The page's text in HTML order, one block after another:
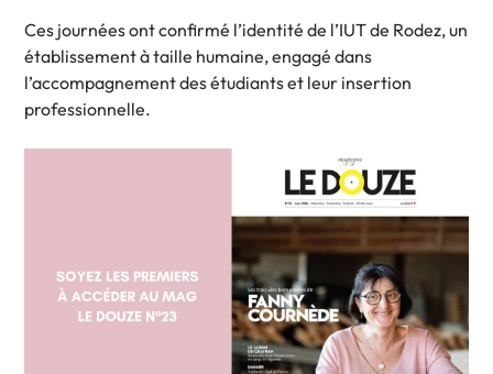
Ces journées ont confirmé l’identité de l’IUT de Rodez, un
établissement à taille humaine, engagé dans
l’accompagnement des étudiants et leur insertion
professionnelle.